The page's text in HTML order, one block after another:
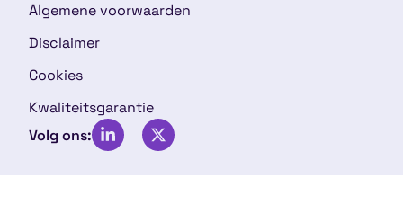
Algemene voorwaarden
Disclaimer
Cookies
Kwaliteitsgarantie
Volg ons: